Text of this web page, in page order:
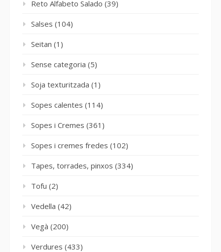
Reto Alfabeto Salado (39)
Salses (104)
Seitan (1)
Sense categoria (5)
Soja texturitzada (1)
Sopes calentes (114)
Sopes i Cremes (361)
Sopes i cremes fredes (102)
Tapes, torrades, pinxos (334)
Tofu (2)
Vedella (42)
Vegà (200)
Verdures (433)